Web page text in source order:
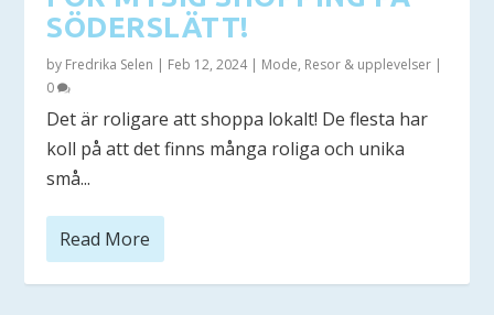
SÖDERSLÄTT!
by Fredrika Selen | Feb 12, 2024| Mode, Resor & upplevelser |
0
Det är roligare att shoppa lokalt! De flesta har
koll på att det finns många roliga och unika
små...
Read More